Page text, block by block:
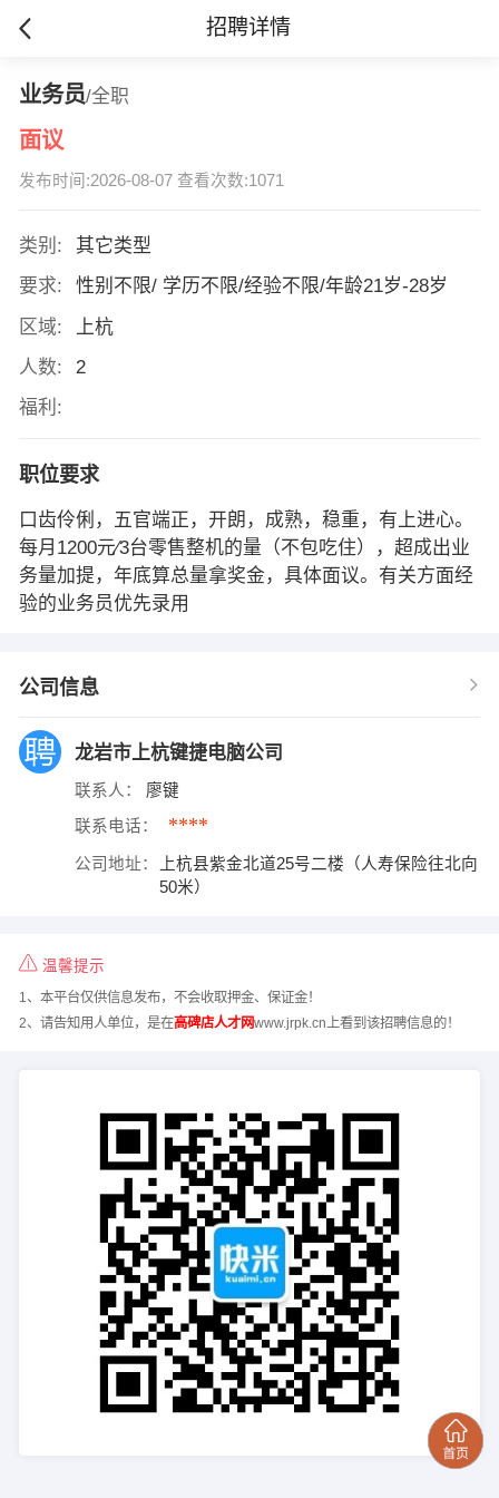
招聘详情
业务员/全职
面议
发布时间:2026-08-07 查看次数:1071
类别:
其它类型
要求:
性别不限/ 学历不限/经验不限/年龄21岁-28岁
区域:
上杭
人数:
2
福利:
职位要求
口齿伶俐，五官端正，开朗，成熟，稳重，有上进心。
每月1200元∕3台零售整机的量（不包吃住），超成出业
务量加提，年底算总量拿奖金，具体面议。有关方面经
验的业务员优先录用
公司信息
龙岩市上杭键捷电脑公司
联系人： 廖键
联系电话： ****
公司地址：
上杭县紫金北道25号二楼（人寿保险往北向
50米）
温馨提示
1、本平台仅供信息发布，不会收取押金、保证金！
2、请告知用人单位，是在高碑店人才网www.jrpk.cn上看到该招聘信息的！